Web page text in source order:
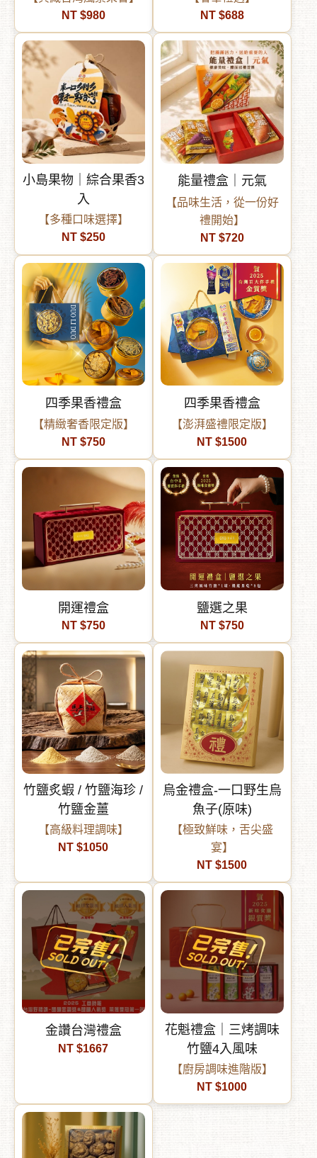
NT $980
NT $688
小島果物｜綜合果香3
入
【多種口味選擇】
NT $250
能量禮盒｜元氣
【品味生活，從一份好
禮開始】
NT $720
四季果香禮盒
【精緻奢香限定版】
NT $750
四季果香禮盒
【澎湃盛禮限定版】
NT $1500
開運禮盒
NT $750
鹽選之果
NT $750
竹鹽炙蝦 / 竹鹽海珍 /
竹鹽金薑
【高級料理調味】
NT $1050
烏金禮盒-一口野生烏
魚子(原味)
【極致鮮味，舌尖盛
宴】
NT $1500
金讚台灣禮盒
NT $1667
花魁禮盒｜三烤調味
竹鹽4入風味
【廚房調味進階版】
NT $1000